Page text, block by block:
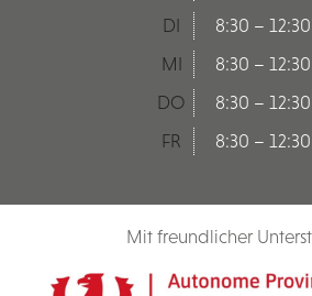
DI
8:30 –
MI
8:30 –
DO
8:30 –
FR
8:30 –
Mit freundlicher